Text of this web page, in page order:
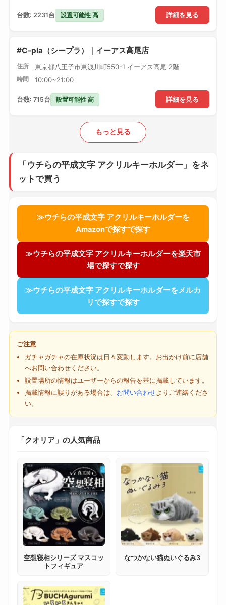
詳細を見る
台数: 2231台 設置可能性 高
#C-pla（シープラ）｜イーアス高尾店
住所 東京都八王子市東浅川町550-1 イーアス高尾 2階
時間 10:00~21:00
詳細を見る
台数: 715台 設置可能性 高
もっと見る
「ウチらの平成文字 アクリルキーホルダー」をネ
ットで買う
≫ウチらの平成文字 アクリルキーホルダーを
Amazonで探すで探す
≫ウチらの平成文字 アクリルキーホルダーを楽天市
場で探すで探す
≫ウチらの平成文字 アクリルキーホルダーをメルカ
リで探すで探す
ご注意
ガチャガチャの在庫状況は日々変動します。お出かけ前に店舗
へお問い合わせください。
設置場所の情報はユーザーからの報告を基に掲載しています。
掲載情報に誤りがある場合は、 お問い合わせよりご連絡くださ
い。
「クオリア」の人気商品
空想寝相シリーズ マスコッ
トフィギュア
なつかない猫ぬいぐるみ3